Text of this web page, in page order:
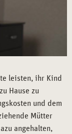
leisten, ihr Kind
Hause zu
und dem
Mütter
angehalten,